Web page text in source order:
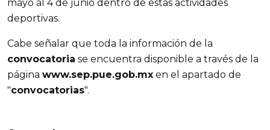
mayo al 4 de junio dentro de estas actividades
deportivas.
Cabe señalar que toda la información de la
convocatoria se encuentra disponible a través de la
página www.sep.pue.gob.mx en el apartado de
"convocatorias".